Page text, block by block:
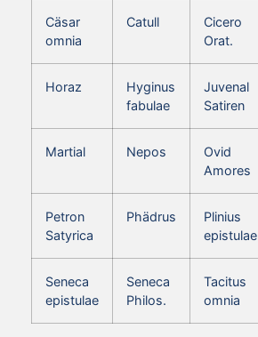
Cäsar
omnia
Catull
Cicero
Orat.
Horaz
Hyginus
fabulae
Juvenal
Satiren
Martial Nepos
Ovid
Amores
Petron
Satyrica
Phädrus
Plinius
epistulae
Seneca
epistulae
Seneca
Philos.
Tacitus
omnia